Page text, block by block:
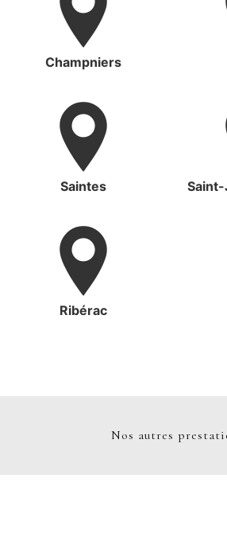
Champniers
Saintes Saint-
Ribérac
Nos autres